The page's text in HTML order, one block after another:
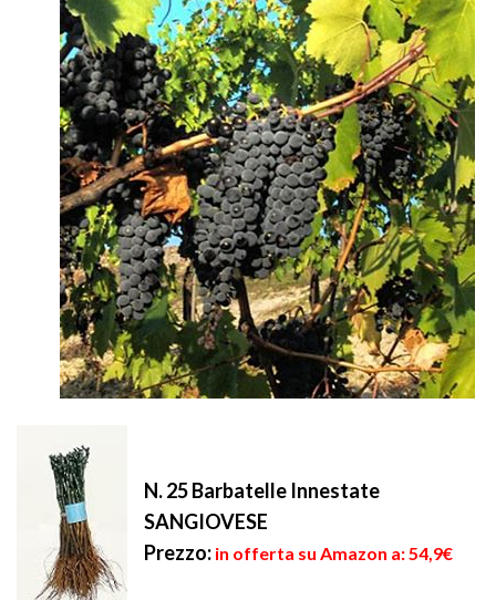
N. 25 Barbatelle Innestate
SANGIOVESE
Prezzo: in offerta su Amazon a: 54,9€